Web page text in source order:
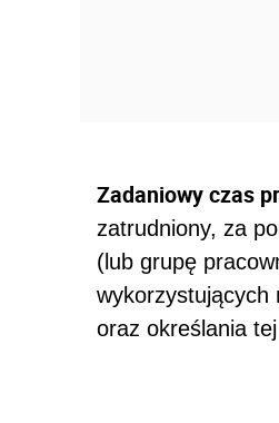
Zadaniowy czas
zatrudniony, za
(lub grupę
wykorzystujących
oraz określania